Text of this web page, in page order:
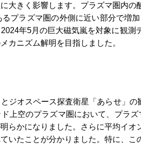
大きく影響します。プラズマ圏内
プラズマ圏の外側に近い部分で増
年5月の巨大磁気嵐を対象に観
カニズム解明を目指しました。
ジオスペース探査衛星「あらせ」
上空のプラズマ圏において、プラ
らかになりました。さらに平均イ
いたことが分かりました。特に、